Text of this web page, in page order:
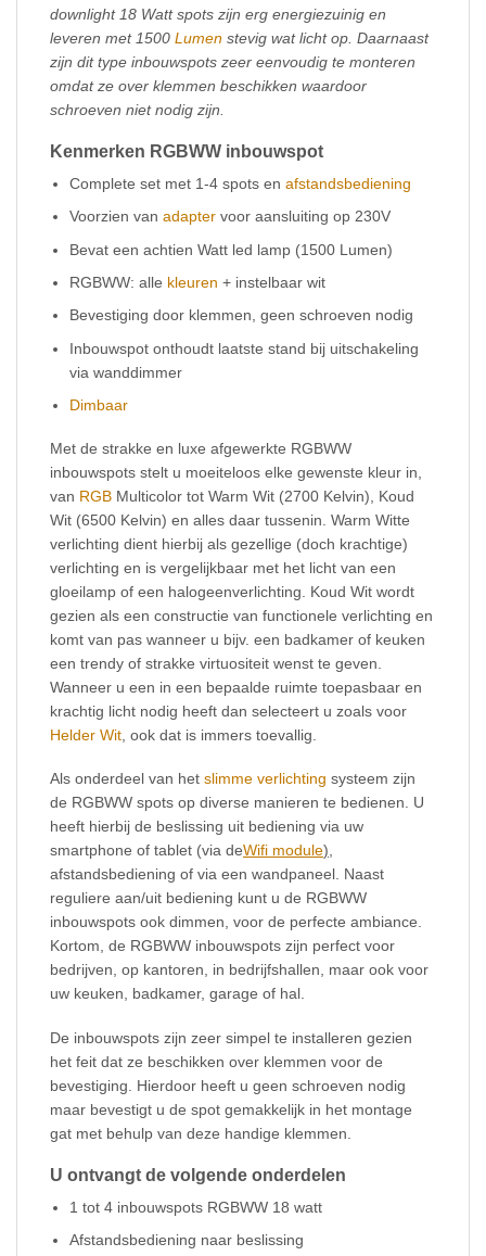
downlight 18 Watt spots zijn erg energiezuinig en
leveren met 1500 Lumen stevig wat licht op. Daarnaast
zijn dit type inbouwspots zeer eenvoudig te monteren
omdat ze over klemmen beschikken waardoor
schroeven niet nodig zijn.
Kenmerken RGBWW inbouwspot
Complete set met 1-4 spots enafstandsbediening
Voorzien vanadapter voor aansluiting op 230V
Bevat een achtien Watt led lamp (1500 Lumen)
RGBWW: alle kleuren + instelbaar wit
Bevestiging door klemmen, geen schroeven nodig
Inbouwspot onthoudt laatste stand bij uitschakeling
via wanddimmer
Dimbaar
Met de strakke en luxe afgewerkte RGBWW
inbouwspots stelt u moeiteloos elke gewenste kleur in,
van RGB Multicolor tot Warm Wit (2700 Kelvin), Koud
Wit (6500 Kelvin) en alles daar tussenin. Warm Witte
verlichting dient hierbij als gezellige (doch krachtige)
verlichting en is vergelijkbaar met het licht van een
gloeilamp of een halogeenverlichting. Koud Wit wordt
gezien als een constructie van functionele verlichting en
komt van pas wanneer u bijv. een badkamer of keuken
een trendy of strakke virtuositeit wenst te geven.
Wanneer u een in een bepaalde ruimte toepasbaar en
krachtig licht nodig heeft dan selecteert u zoals voor
Helder Wit, ook dat is immers toevallig.
Als onderdeel van het slimme verlichting systeem zijn
de RGBWW spots op diverse manieren te bedienen. U
heeft hierbij de beslissing uit bediening via uw
smartphone of tablet (via deWifi module),
afstandsbediening of via een wandpaneel. Naast
reguliere aan/uit bediening kunt u de RGBWW
inbouwspots ook dimmen, voor de perfecte ambiance.
Kortom, de RGBWW inbouwspots zijn perfect voor
bedrijven, op kantoren, in bedrijfshallen, maar ook voor
uw keuken, badkamer, garage of hal.
De inbouwspots zijn zeer simpel te installeren gezien
het feit dat ze beschikken over klemmen voor de
bevestiging. Hierdoor heeft u geen schroeven nodig
maar bevestigt u de spot gemakkelijk in het montage
gat met behulp van deze handige klemmen.
U ontvangt de volgende onderdelen
1 tot 4 inbouwspots RGBWW 18 watt
Afstandsbediening naar beslissing